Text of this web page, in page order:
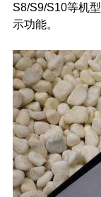
S8/S9/S10等机
示功能。